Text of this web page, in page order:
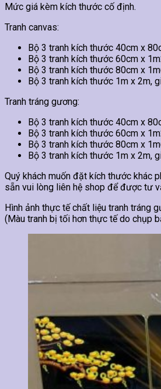
Mức giá kèm kích thước cố định.
Tranh canvas:
Bộ 3 tranh kích thước 40cm x
Bộ 3 tranh kích thước 60cm x
Bộ 3 tranh kích thước 80cm x
Bộ 3 tranh kích thước 1m x 2m,
Tranh tráng gương:
Bộ 3 tranh kích thước 40cm x
Bộ 3 tranh kích thước 60cm x
Bộ 3 tranh kích thước 80cm x
Bộ 3 tranh kích thước 1m x 2m,
Quý khách muốn đặt kích thước khác
sẵn vui lòng liên hệ shop để được tư
Hình ảnh thực tế chất liệu tranh tráng
(Màu tranh bị tối hơn thực tế do chụp